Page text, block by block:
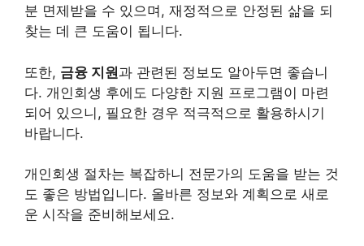
분 면제받을 수 있으며, 재정적으로 안정된 삶을 되
찾는 데 큰 도움이 됩니다.
또한, 금융 지원과 관련된 정보도 알아두면 좋습니
다. 개인회생 후에도 다양한 지원 프로그램이 마련
되어 있으니, 필요한 경우 적극적으로 활용하시기
바랍니다.
개인회생 절차는 복잡하니 전문가의 도움을 받는 것
도 좋은 방법입니다. 올바른 정보와 계획으로 새로
운 시작을 준비해보세요.